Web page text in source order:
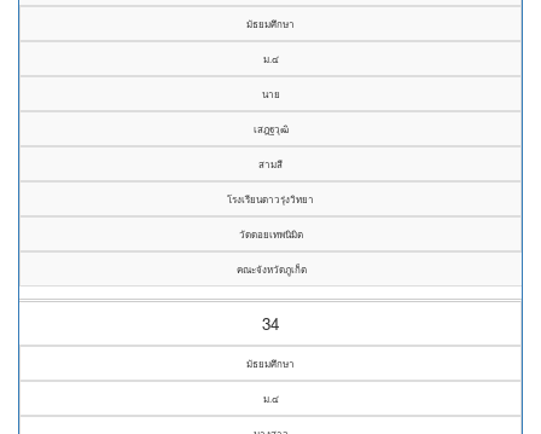
มัธยมศึกษา
ม.๔
นาย
เสฎฐวุฒิ
สามสี
โรงเรียนดาวรุ่งวิทยา
วัดดอยเทพนิมิต
คณะจังหวัดภูเก็ต
34
มัธยมศึกษา
ม.๔